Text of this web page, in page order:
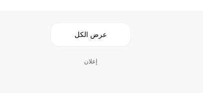
عرض الكل
إعلان